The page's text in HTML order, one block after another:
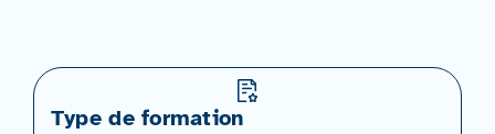
Type de formation